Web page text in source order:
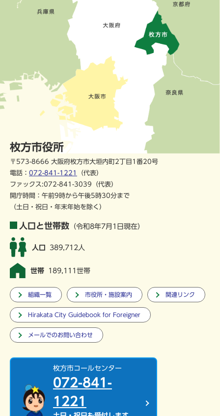
枚方市役所
〒573-8666 大阪府枚方市大垣内町2丁目1番20号
電話： 072-841-1221
（代表）
ファックス:072-841-3039（代表）
開庁時間：午前9時から午後5時30分まで
（土日・祝日・年末年始を除く）
人口と世帯数 （令和8年7月1日現在）
人口 389,712人
世帯 189,111世帯
組織一覧 市役所・施設案内 関連リンク
Hirakata City Guidebook for Foreigner
メールでのお問い合わせ
枚方市コールセンター
072-841-
1221